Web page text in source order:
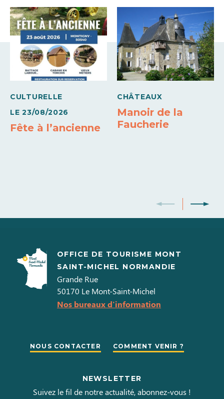
Mercredi
10h00 à
18h00
Jeudi
10h00 à
18h00
Vendredi
10h00 à
18h00
CULTURELLE
LE 23/08/2026
Fête à l’ancienne
CHÂTEAUX
Manoir de la
Faucherie
OFFICE DE TOURISME MONT
SAINT-MICHEL NORMANDIE
Grande Rue
50170 Le Mont-Saint-Michel
Nos bureaux d'information
NOUS CONTACTER COMMENT VENIR ?
NEWSLETTER
Suivez le fil de notre actualité, abonnez-vous !